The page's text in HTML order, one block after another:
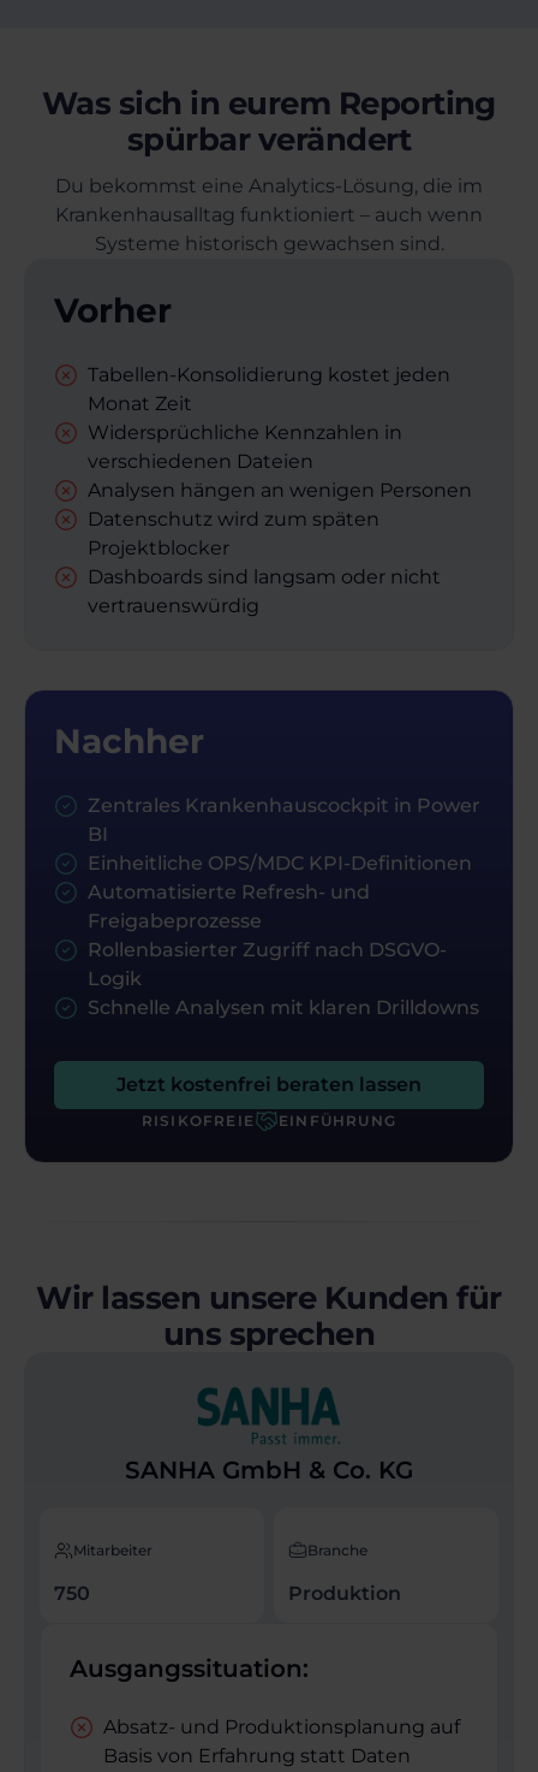
Was sich in eurem Reporting
spürbar verändert
Du bekommst eine Analytics-Lösung, die im
Krankenhausalltag funktioniert – auch wenn
Systeme historisch gewachsen sind.
Vorher
Tabellen-Konsolidierung kostet jeden
Monat Zeit
Widersprüchliche Kennzahlen in
verschiedenen Dateien
Analysen hängen an wenigen Personen
Datenschutz wird zum späten
Projektblocker
Dashboards sind langsam oder nicht
vertrauenswürdig
Nachher
Zentrales Krankenhauscockpit in Power
BI
Einheitliche OPS/MDC KPI-Definitionen
Automatisierte Refresh- und
Freigabeprozesse
Rollenbasierter Zugriff nach DSGVO-
Logik
Schnelle Analysen mit klaren Drilldowns
Jetzt kostenfrei beraten lassen
RISIKOFREIE EINFÜHRUNG
Wir lassen unsere Kunden für
uns sprechen
SANHA GmbH & Co. KG
Mitarbeiter
750
Branche
Produktion
Ausgangssituation:
Absatz- und Produktions­planung auf
Basis von Erfahrung statt Daten